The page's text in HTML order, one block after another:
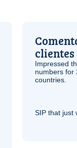
clientes
Impressed
numbers for
countries.
SIP that just